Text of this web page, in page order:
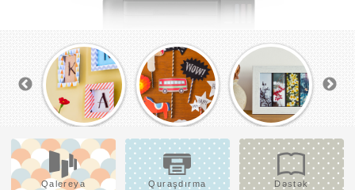
Qalereya Quraşdırma Dəstək